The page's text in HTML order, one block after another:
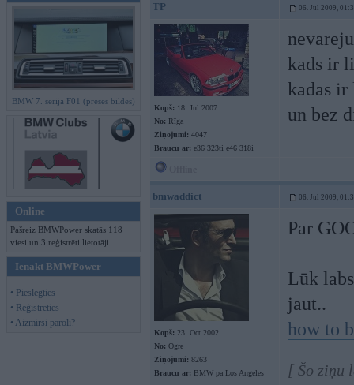
BMW 7. sērija F01 (preses bildes)
Online
Pašreiz BMWPower skatās 118
viesi un 3 reģistrēti lietotāji.
Ienākt BMWPower
• Pieslēgties
• Reģistrēties
• Aizmirsi paroli?
TP 06. Jul 2009,
Kopš: 18. Jul 2007
No: Rīga
Ziņojumi: 4047
Braucu ar: e36 323ti e46 318i
kads ir
kadas ir
un bez
bmwaddict 06. Jul 2009,
Kopš: 23. Oct 2002
No: Ogre
Ziņojumi: 8263
Braucu ar: BMW pa Los Angeles
Par
Lūk
jaut..
how to
[ Šo ziņu